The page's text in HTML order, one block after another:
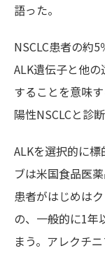
語った。
NSCLC患者の約
ALK遺伝子と他
することを意味
陽性NSCLCと診
ALKを選択的に
ブは米国食品医
患者がはじめは
の、一般的に1年
まう。アレクチ